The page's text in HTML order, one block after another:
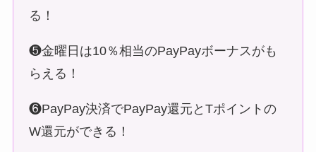
る！
❺金曜日は10％相当のPayPayボーナスがも
らえる！
❻PayPay決済でPayPay還元とTポイントの
W還元ができる！